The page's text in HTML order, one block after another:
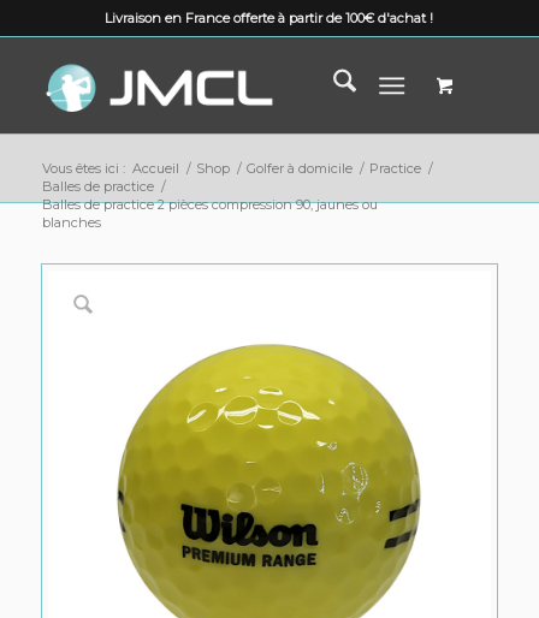
Livraison en France offerte à partir de 100€ d'achat !
Vous êtes ici : Accueil / Shop / Golfer à domicile / Practice /
Balles de practice /
Balles de practice 2 pièces compression 90, jaunes ou
blanches